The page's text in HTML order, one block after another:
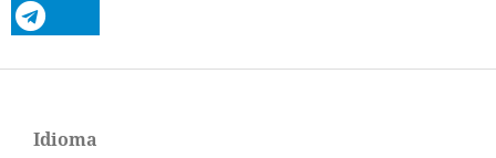
Idioma